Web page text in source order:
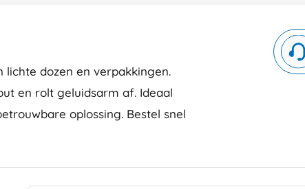
lichte dozen en verpakkingen.
en rolt geluidsarm af. Ideaal
oplossing. Bestel snel